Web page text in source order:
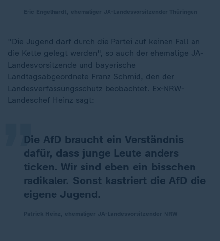
"Die Jugend darf durch die Partei auf keinen Fall an
die Kette gelegt werden", so auch der ehemalige JA-
Landesvorsitzende und bayerische
Landtagsabgeordnete Franz Schmid, den der
Landesverfassungsschutz beobachtet. Ex-NRW-
Landeschef Heinz sagt:
Die AfD braucht ein Verständnis
dafür, dass junge Leute anders
ticken. Wir sind eben ein bisschen
radikaler. Sonst kastriert die AfD die
eigene Jugend.
„